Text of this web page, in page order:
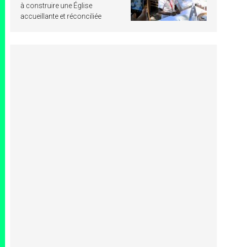
à construire une Église
accueillante et réconciliée